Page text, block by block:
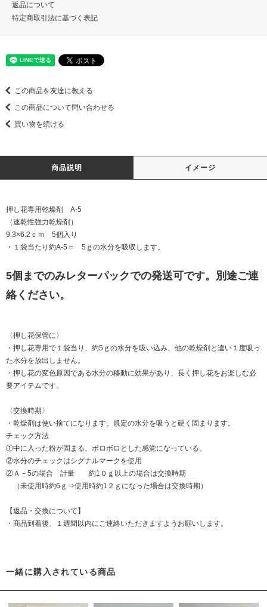
返品について
特定商取引法に基づく表記
この商品を友達に教える
この商品について問い合わせる
買い物を続ける
商品説明 イメージ
押し花専用乾燥剤 A-5
（速乾性強力乾燥剤）
9.3×6.2ｃｍ 5個入り
・１袋当たり約A-5＝ 5ｇの水分を吸収します。
5個までのみレターパックでの発送可です。別途ご連
絡ください。
〈押し花保管に〉
・押し花専用で１袋当り、約5ｇの水分を吸い込み、他の乾燥剤と違い１度吸っ
た水分を放出しません。
・押し花の変色原因である水分の移動に効果があり、長く押し花をお楽しむ必
要アイテムです。
〈交換時期〉
・乾燥剤は使い捨てになります。規定の水分を吸うと硬く固まります。
チェック方法
①中に入った粉が固まる、ボロボロとした感覚になっている。
②水分のチェックはシグナルマークを使用
②Ａ－5の場合 計量 約1０ｇ以上の場合は交換時期
（未使用時約6ｇ⇒使用時約1２ｇになった場合は交換時期）
【返品・交換について】
・商品到着後、１週間以内にご連絡いただきますようお願いします。
一緒に購入されている商品